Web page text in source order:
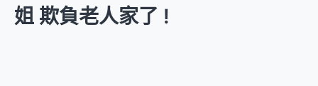
姐 欺負老人家了 !